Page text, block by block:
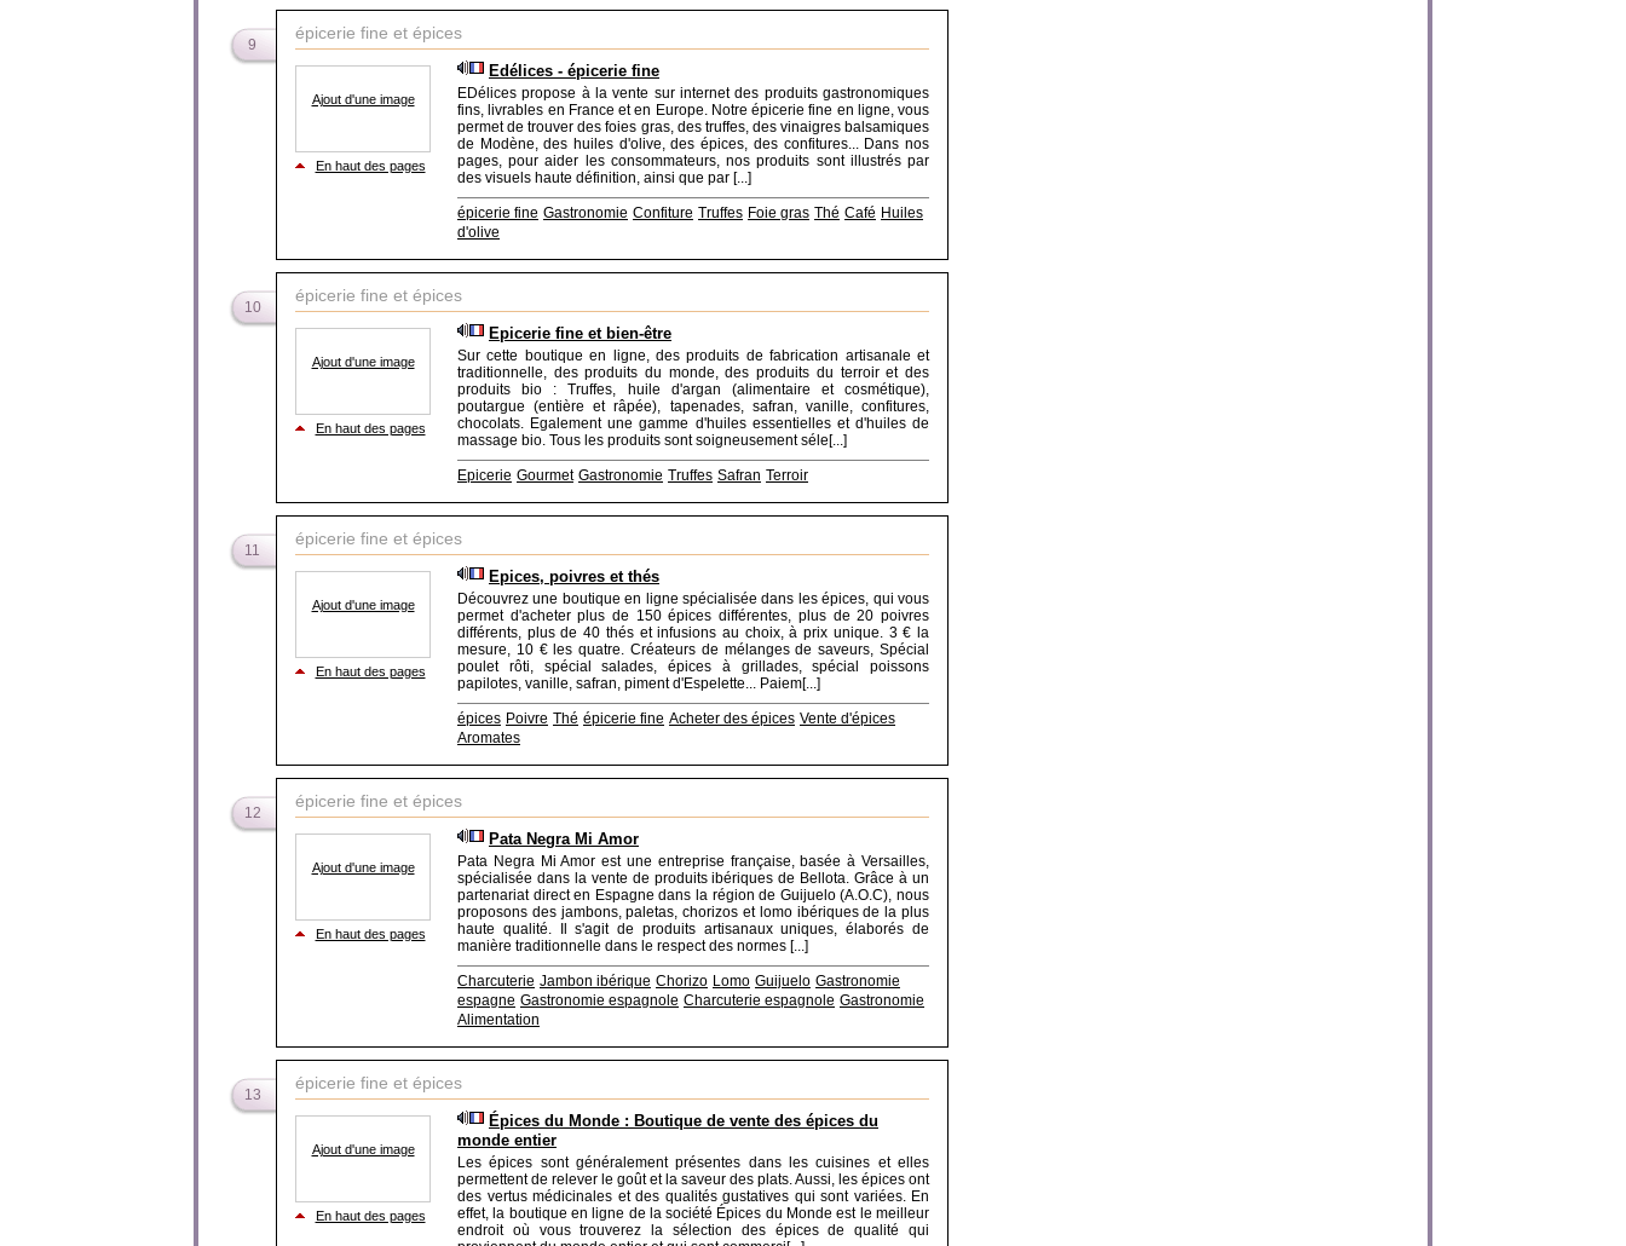
9
épicerie fine et épices
Ajout d'une image
En haut des pages
Edélices - épicerie fine
EDélices propose à la vente sur internet des produits gastronomiques
fins, livrables en France et en Europe. Notre épicerie fine en ligne, vous
permet de trouver des foies gras, des truffes, des vinaigres balsamiques
de Modène, des huiles d'olive, des épices, des confitures... Dans nos
pages, pour aider les consommateurs, nos produits sont illustrés par
des visuels haute définition, ainsi que par [...]
épicerie fine Gastronomie Confiture Truffes Foie gras Thé Café Huiles
d'olive
10
épicerie fine et épices
Ajout d'une image
En haut des pages
Epicerie fine et bien-être
Sur cette boutique en ligne, des produits de fabrication artisanale et
traditionnelle, des produits du monde, des produits du terroir et des
produits bio : Truffes, huile d'argan (alimentaire et cosmétique),
poutargue (entière et râpée), tapenades, safran, vanille, confitures,
chocolats. Egalement une gamme d'huiles essentielles et d'huiles de
massage bio. Tous les produits sont soigneusement séle[...]
Epicerie Gourmet Gastronomie Truffes Safran Terroir
11
épicerie fine et épices
Ajout d'une image
En haut des pages
Epices, poivres et thés
Découvrez une boutique en ligne spécialisée dans les épices, qui vous
permet d'acheter plus de 150 épices différentes, plus de 20 poivres
différents, plus de 40 thés et infusions au choix, à prix unique. 3 € la
mesure, 10 € les quatre. Créateurs de mélanges de saveurs, Spécial
poulet rôti, spécial salades, épices à grillades, spécial poissons
papilotes, vanille, safran, piment d'Espelette... Paiem[...]
épices Poivre Thé épicerie fine Acheter des épices Vente d'épices
Aromates
12
épicerie fine et épices
Ajout d'une image
En haut des pages
Pata Negra Mi Amor
Pata Negra Mi Amor est une entreprise française, basée à Versailles,
spécialisée dans la vente de produits ibériques de Bellota. Grâce à un
partenariat direct en Espagne dans la région de Guijuelo (A.O.C), nous
proposons des jambons, paletas, chorizos et lomo ibériques de la plus
haute qualité. Il s'agit de produits artisanaux uniques, élaborés de
manière traditionnelle dans le respect des normes [...]
Charcuterie Jambon ibérique Chorizo Lomo Guijuelo Gastronomie
espagne Gastronomie espagnole Charcuterie espagnole Gastronomie
Alimentation
13
épicerie fine et épices
Ajout d'une image
En haut des pages
Épices du Monde : Boutique de vente des épices du
monde entier
Les épices sont généralement présentes dans les cuisines et elles
permettent de relever le goût et la saveur des plats. Aussi, les épices ont
des vertus médicinales et des qualités gustatives qui sont variées. En
effet, la boutique en ligne de la société Épices du Monde est le meilleur
endroit où vous trouverez la sélection des épices de qualité qui